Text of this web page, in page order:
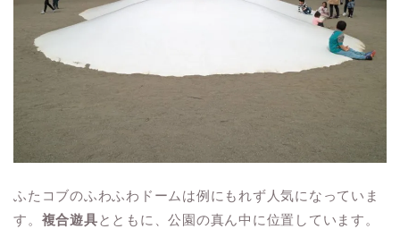
ふたコブのふわふわドームは例にもれず人気になっていま
す。 複合遊具とともに、公園の真ん中に位置しています。